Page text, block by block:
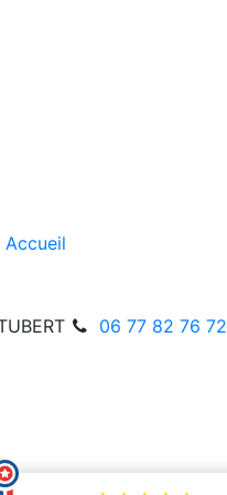
Accueil
06 77 82 76 72